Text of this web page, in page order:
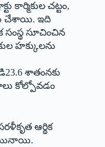
కార్మికుల చట్టం,
చేశాయి. ఇది
సంస్థ సూచించిన
హక్కులను
శాతంనకు
కోల్పోవడం
ఆర్థిక